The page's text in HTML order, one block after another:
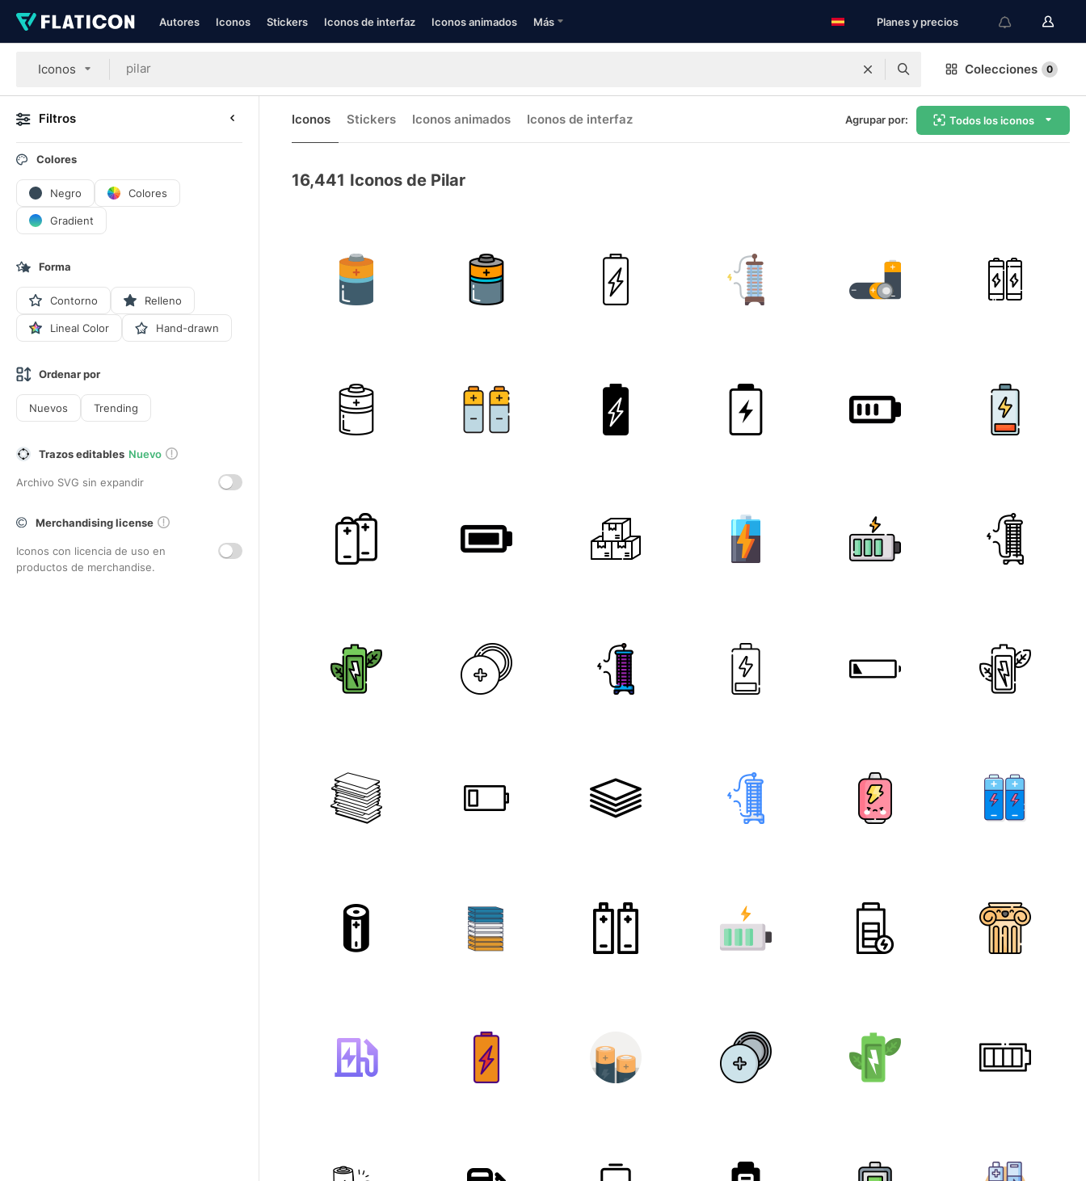
Autores Iconos Stickers Iconos de interfaz Iconos animados Más Planes y precios
Iconos Colecciones 0
Filtros
Colores
Negro Colores
Gradient
Forma
Contorno Relleno
Lineal Color Hand-drawn
Ordenar por
Nuevos Trending
Trazos editables Nuevo
Archivo SVG sin expandir
Merchandising license
Iconos con licencia de uso en
productos de merchandise.
Iconos Stickers Iconos animados Iconos de interfaz Agrupar por: Todos los iconos
16,441 Iconos de Pilar